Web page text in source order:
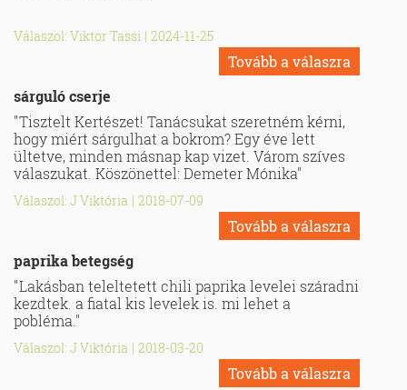
Válaszol: Viktor Tassi | 2024-11-25
Tovább a válaszra
sárguló cserje
"Tisztelt Kertészet! Tanácsukat szeretném kérni,
hogy miért sárgulhat a bokrom? Egy éve lett
ültetve, minden másnap kap vizet. Várom szíves
válaszukat. Köszönettel: Demeter Mónika"
Válaszol: J Viktória | 2018-07-09
Tovább a válaszra
paprika betegség
"Lakásban teleltetett chili paprika levelei száradni
kezdtek. a fiatal kis levelek is. mi lehet a
pobléma."
Válaszol: J Viktória | 2018-03-20
Tovább a válaszra